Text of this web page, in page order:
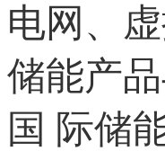
电网、
储能产
国 际储